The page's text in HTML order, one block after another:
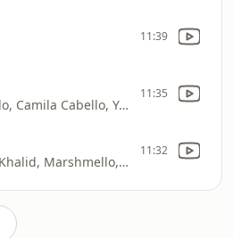
11:39
Camila Cabello, Camila Cabello, Young Thug
11:35
Marshmello, Khalid, Marshmello, Khalid, Marshmello x Khalid
11:32